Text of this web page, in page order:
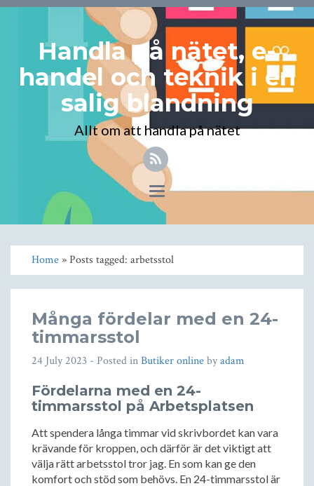
Handla på nätet, e-
handel och teknik i en
salig blandning
Allt om att handla på nätet
Toggle
navigation
Home» Posts tagged: arbetsstol
Många fördelar med en 24-
timmarsstol
24 July 2023 - Posted inButiker onlinebyadam
Fördelarna med en 24-
timmarsstol på Arbetsplatsen
Att spendera långa timmar vid skrivbordet kan vara
krävande för kroppen, och därför är det viktigt att
välja rätt arbetsstol tror jag. En som kan ge den
komfort och stöd som behövs. En 24-timmarsstol är